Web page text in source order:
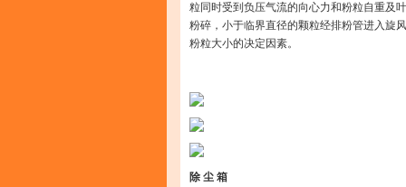
粒同时受到负压气流的向心力和粉粒自重及
粉碎，小于临界直径的颗粒经排粉管进入旋
粉粒大小的决定因素。
除 尘 箱